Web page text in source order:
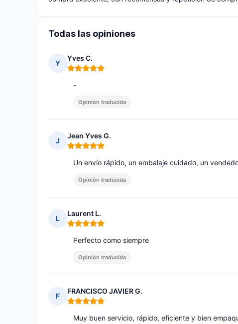
Todas las opiniones
Y
Yves C.
Nota: 5 de 5
-
Opinión traducida
J
Jean Yves G.
Nota: 5 de 5
Un envío rápido, un embalaje cuidado, un
Opinión traducida
L
Laurent L.
Nota: 5 de 5
Perfecto como siempre
Opinión traducida
F
FRANCISCO JAVIER G.
Nota: 5 de 5
Muy buen servicio, rápido, eficiente y bien